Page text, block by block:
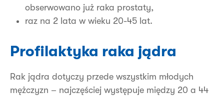
obserwowano już raka prostaty,
raz na 2 lata w wieku 20-45 lat.
Profilaktyka raka jądra
Rak jądra dotyczy przede wszystkim młodych
mężczyzn – najczęściej występuje między 20 a 44